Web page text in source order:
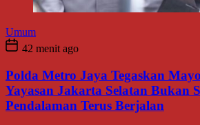
Umum
42 menit ago
Polda Metro Jaya Tegaskan
Yayasan Jakarta Selatan Bukan
Pendalaman Terus Berjalan